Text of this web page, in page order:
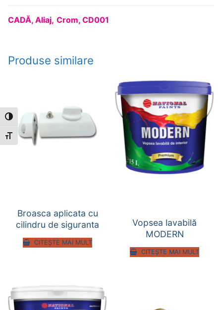
Toggle High Contrast
Toggle Font size
CADĂ, Aliaj, Crom, CD001
Produse similare
Broasca aplicata cu
cilindru de siguranta
CITEȘTE MAI MULT
Vopsea lavabilă
MODERN
CITEȘTE MAI MULT